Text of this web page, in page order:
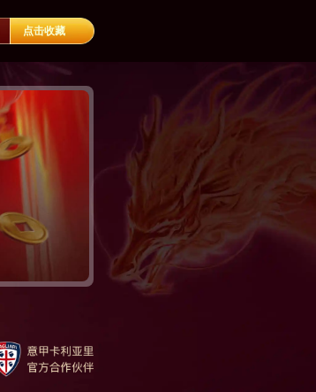
点击收藏